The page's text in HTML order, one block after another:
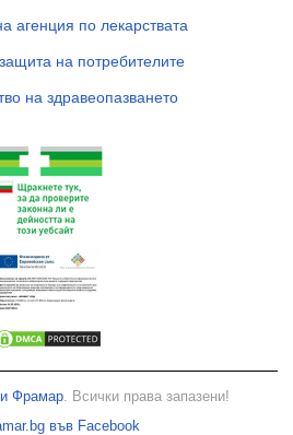
агенция по лекарствата
на потребителите
на здравеопазването
Фрамар. Всички права запазени!
във Facebook